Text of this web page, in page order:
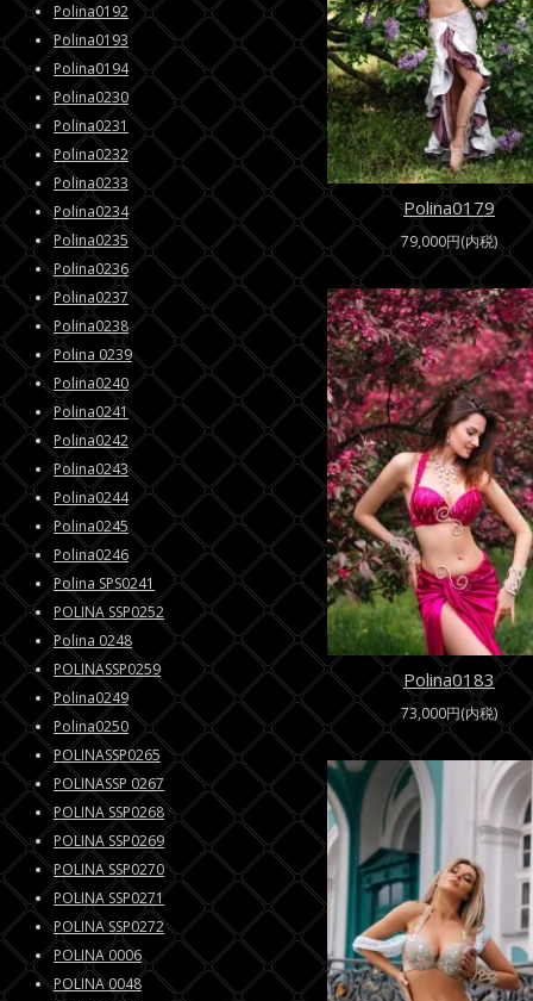
Polina0179
79,000円(内税)
Polina0183
73,000円(内税)
Polina0192
Polina0193
Polina0194
Polina0230
Polina0231
Polina0232
Polina0233
Polina0234
Polina0235
Polina0236
Polina0237
Polina0238
Polina 0239
Polina0240
Polina0241
Polina0242
Polina0243
Polina0244
Polina0245
Polina0246
Polina SPS0241
POLINA SSP0252
Polina 0248
POLINASSP0259
Polina0249
Polina0250
POLINASSP0265
POLINASSP 0267
POLINA SSP0268
POLINA SSP0269
POLINA SSP0270
POLINA SSP0271
POLINA SSP0272
POLINA 0006
POLINA 0048